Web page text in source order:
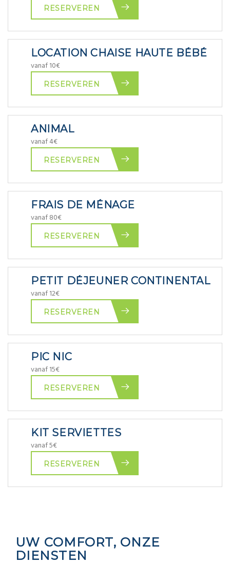
RESERVEREN
LOCATION CHAISE HAUTE BÉBÉ
vanaf 10€
RESERVEREN
ANIMAL
vanaf 4€
RESERVEREN
FRAIS DE MÉNAGE
vanaf 80€
RESERVEREN
PETIT DÉJEUNER CONTINENTAL
vanaf 12€
RESERVEREN
PIC NIC
vanaf 15€
RESERVEREN
KIT SERVIETTES
vanaf 5€
RESERVEREN
UW COMFORT, ONZE
DIENSTEN